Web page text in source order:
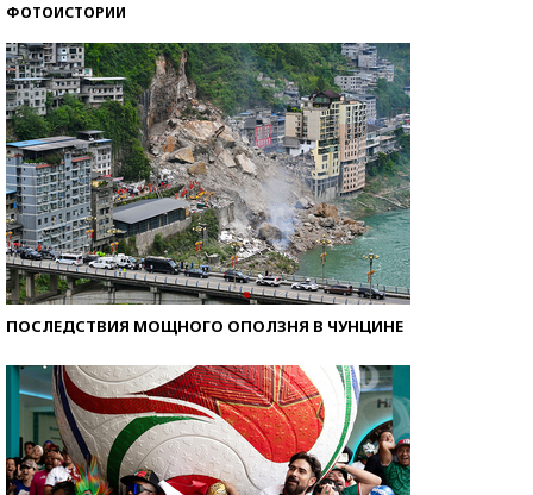
ФОТОИСТОРИИ
ПОСЛЕДСТВИЯ МОЩНОГО ОПОЛЗНЯ В ЧУНЦИНЕ